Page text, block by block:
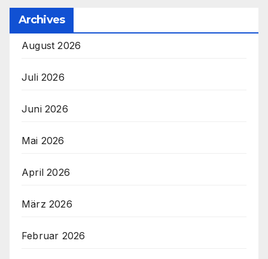
Archives
August 2026
Juli 2026
Juni 2026
Mai 2026
April 2026
März 2026
Februar 2026